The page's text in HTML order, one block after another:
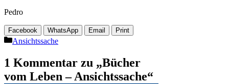
Pedro
Facebook WhatsApp Email Print
Kategorien
Ansichtssache
1 Kommentar zu „Bücher
vom Leben – Ansichtssache“